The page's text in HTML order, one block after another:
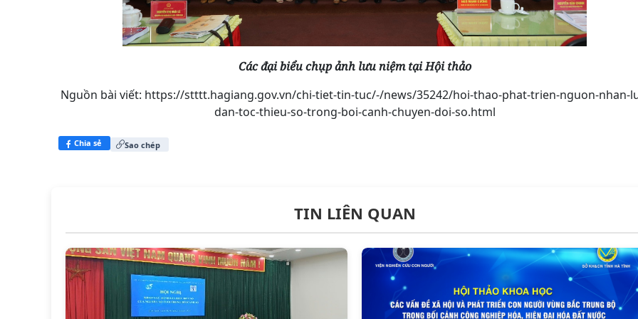
Các đại biểu chụp ảnh lưu niệm tại Hội thảo
Nguồn bài viết: https://stttt.hagiang.gov.vn/chi-tiet-tin-tuc/-/news/35242/hoi-thao-phat-trien-nguon-nhan-
dan-toc-thieu-so-trong-boi-canh-chuyen-doi-so.html
Chia sẻ Sao chép
TIN LIÊN QUAN